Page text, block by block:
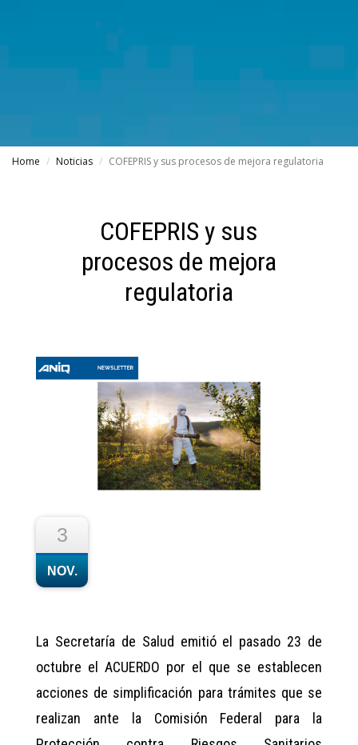
Home Noticias COFEPRIS y sus procesos de mejora regulatoria
COFEPRIS y sus
procesos de mejora
regulatoria
3
NOV.
La Secretaría de Salud emitió el pasado 23 de
octubre el ACUERDO por el que se establecen
acciones de simplificación para trámites que se
realizan ante la Comisión Federal para la